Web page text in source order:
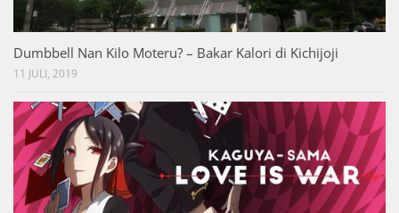
Dumbbell Nan Kilo Moteru? – Bakar Kalori di Kichijoji
11 JULI, 2019